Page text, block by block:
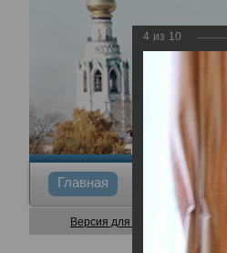
Главная Общие
Версия для слабовидящих
4 из 10